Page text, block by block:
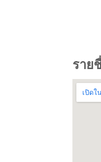
ราย